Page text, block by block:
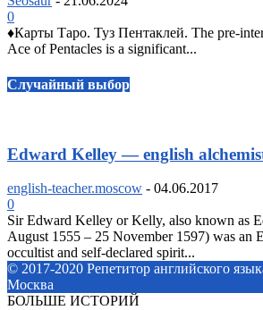
0
♦️Карты Таро. Туз Пентаклей. The pre-
Ace of Pentacles is a significant...
Случайный выбор
Edward Kelley — english
english-teacher.moscow - 04.06.2017
0
Sir Edward Kelley or Kelly, also known as
August 1555 – 25 November 1597) was an
occultist and self-declared spirit...
© 2017-2020 Репетитор английского
Москва
БОЛЬШЕ ИСТОРИЙ